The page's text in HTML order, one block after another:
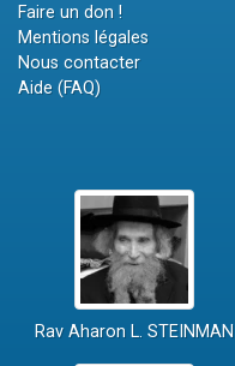
Faire un don !
Mentions légales
Nous contacter
Aide (FAQ)
Rav Aharon L. STEINMAN